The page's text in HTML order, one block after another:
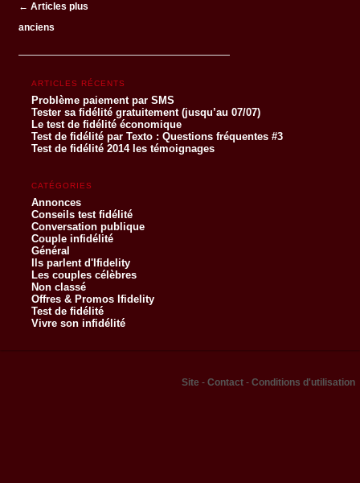
← Articles plus
anciens
ARTICLES RÉCENTS
Problème paiement par SMS
Tester sa fidélité gratuitement (jusqu’au 07/07)
Le test de fidélité économique
Test de fidélité par Texto : Questions fréquentes #3
Test de fidélité 2014 les témoignages
CATÉGORIES
Annonces
Conseils test fidélité
Conversation publique
Couple infidélité
Général
Ils parlent d'Ifidelity
Les couples célèbres
Non classé
Offres & Promos Ifidelity
Test de fidélité
Vivre son infidélité
Site - Contact - Conditions d'utilisation